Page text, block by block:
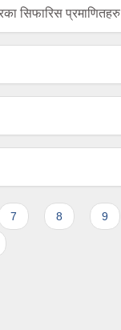
सिफारिस प्रमाणितहरु
7 8 9